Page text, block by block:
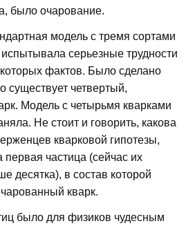
было очарование.
модель с тремя сортами
серьезные трудности
фактов. Было сделано
существует четвертый,
Модель с четырьмя кварками
Не стоит и говорить, какова
кварковой гипотезы,
первая частица (сейчас их
десятка), в состав которой
кварк.
было для физиков чудесным